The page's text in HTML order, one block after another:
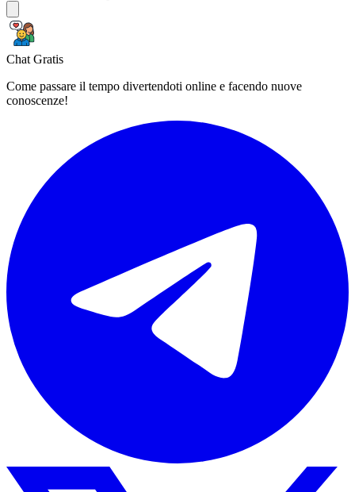
Chat Gratis
Come passare il tempo divertendoti online e facendo nuove
conoscenze!